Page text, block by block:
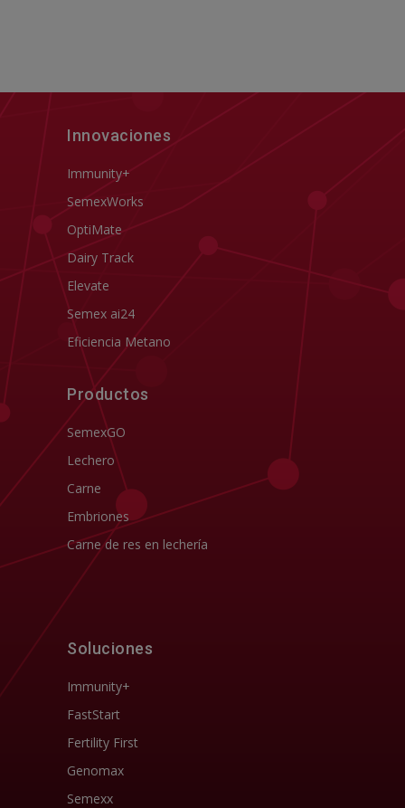
Innovaciones
Immunity+
SemexWorks
OptiMate
Dairy Track
Elevate
Semex ai24
Eficiencia Metano
Productos
SemexGO
Lechero
Carne
Embriones
Carne de res en lechería
Soluciones
Immunity+
FastStart
Fertility First
Genomax
Semexx